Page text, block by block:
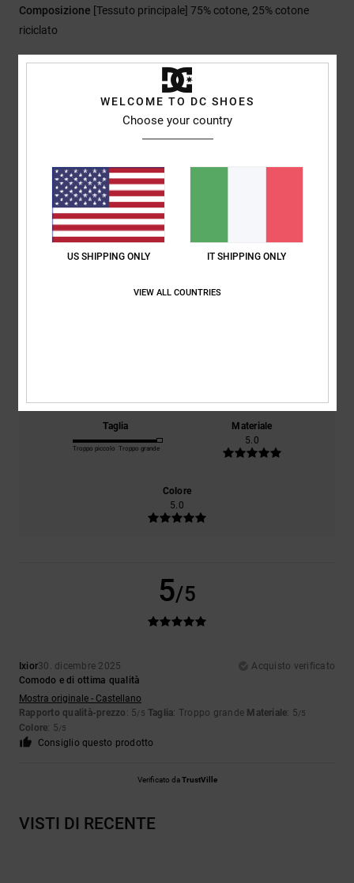
Composizione [Tessuto principale] 75% cotone, 25% cotone
riciclato
Punteggio medio
5.0 /5
Taglia
Troppo piccolo Troppo grande
Materiale
5.0
Colore
5.0
5/5
Ixior30. dicembre 2025
Acquisto verificato
Comodo e di ottima qualità
Mostra originale - Castellano
Rapporto qualità-prezzo : 5/5 Taglia: Troppo grande Materiale: 5/5
Colore: 5/5
Consiglio questo prodotto
Verificato daTrustVille
VISTI DI RECENTE
WELCOME TO DC SHOES
Choose your country
US SHIPPING ONLY IT SHIPPING ONLY
VIEW ALL COUNTRIES